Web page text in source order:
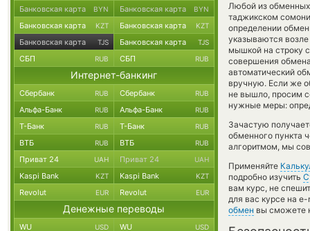
Любой из обменных
таджикском
определении
указываются
мышкой на строку
совершения
автоматический
вручную. Если же
не вышло, просим
нужные меры:
Зачастую
обменного пункта
алгоритмом, мы
Применяйте
подробно изучить
вам курс, не
для вас курсе на
обмен вы сможете
Банковская карта BYN Банковская карта BYN
Банковская карта KZT Банковская карта KZT
Банковская карта TJS Банковская карта TJS
СБП RUB СБП RUB
Интернет-банкинг
Сбербанк RUB Сбербанк RUB
Альфа-Банк RUB Альфа-Банк RUB
Т-Банк RUB Т-Банк RUB
ВТБ RUB ВТБ RUB
Приват 24 UAH Приват 24 UAH
Kaspi Bank KZT Kaspi Bank KZT
Revolut EUR Revolut EUR
Денежные переводы
WU USD WU USD